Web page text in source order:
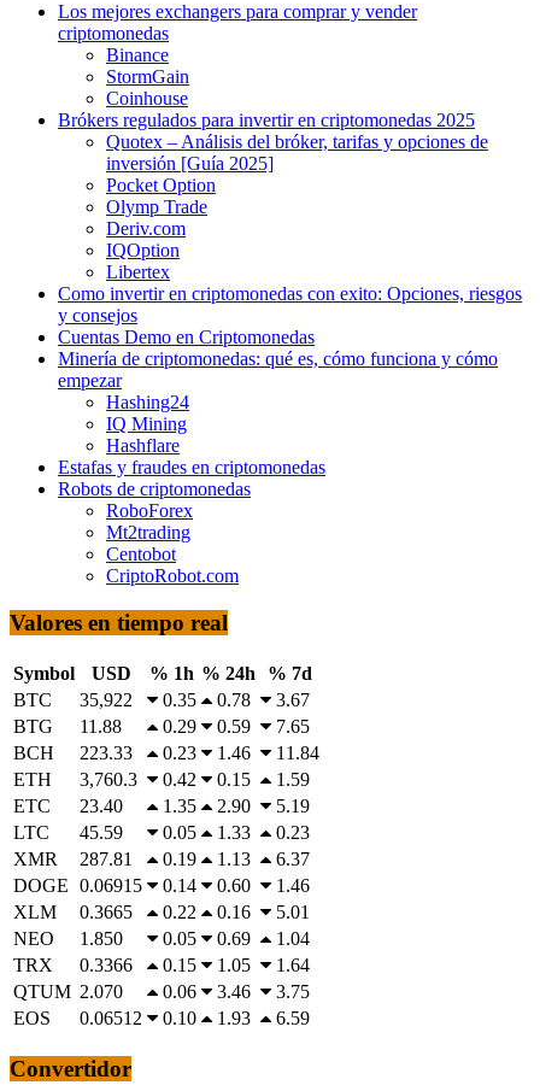
Los mejores exchangers para comprar y vender
criptomonedas
Binance
StormGain
Coinhouse
Brókers regulados para invertir en criptomonedas 2025
Quotex – Análisis del bróker, tarifas y opciones de
inversión [Guía 2025]
Pocket Option
Olymp Trade
Deriv.com
IQOption
Libertex
Como invertir en criptomonedas con exito: Opciones, riesgos
y consejos
Cuentas Demo en Criptomonedas
Minería de criptomonedas: qué es, cómo funciona y cómo
empezar
Hashing24
IQ Mining
Hashflare
Estafas y fraudes en criptomonedas
Robots de criptomonedas
RoboForex
Mt2trading
Centobot
CriptoRobot.com
Valores en tiempo real
Symbol USD % 1h % 24h
% 7d
BTC
35,922 0.35 0.78
3.67
BTG
11.88 0.29 0.59
7.65
BCH
223.33 0.23 1.46
11.84
ETH
3,760.3 0.42 0.15
1.59
ETC
23.40 1.35 2.90
5.19
LTC
45.59 0.05 1.33
0.23
XMR
287.81 0.19 1.13
6.37
DOGE 0.06915 0.14 0.60
1.46
XLM
0.3665 0.22 0.16
5.01
NEO
1.850 0.05 0.69
1.04
TRX
0.3366 0.15 1.05
1.64
QTUM 2.070 0.06 3.46
3.75
EOS
0.06512 0.10 1.93 6.59
Convertidor